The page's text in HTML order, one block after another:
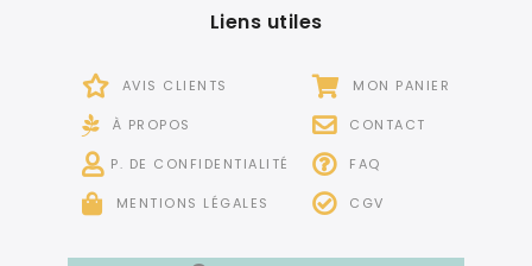
Liens utiles
AVIS CLIENTS
À PROPOS
P. DE CONFIDENTIALITÉ
MENTIONS LÉGALES
MON PANIER
CONTACT
FAQ
CGV